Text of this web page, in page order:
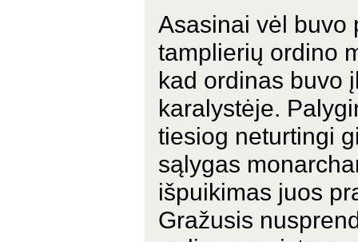
Asasinai vėl buvo
tamplierių ordino
kad ordinas buvo
karalystėje.
tiesiog neturtingi
sąlygas
išpuikimas juos
Gražusis